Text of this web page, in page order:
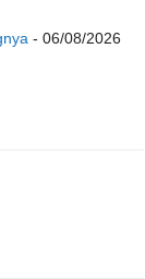
- 06/08/2026